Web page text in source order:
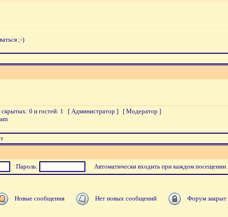
;-)
скрытых: 0 и гостей: 1 [Администратор] [Модератор]
Пароль: Автоматически входить при каждом посещении
Новые сообщения Нет новых сообщений Форум закрыт